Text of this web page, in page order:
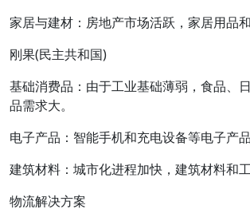
家居与建材：房地产市场活跃，家居用品
刚果(民主共和国)
基础消费品：由于工业基础薄弱，食品、
品需求大。
电子产品：智能手机和充电设备等电子产品
建筑材料：城市化进程加快，建筑材料和工
物流解决方案